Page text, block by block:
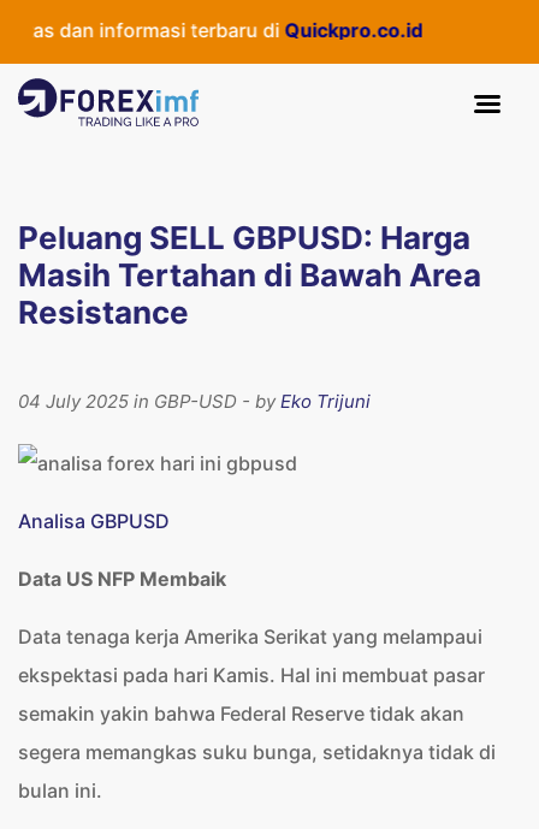
dan informasi terbaru diQuickpro.co.id
Peluang SELL GBPUSD: Harga
Masih Tertahan di Bawah Area
Resistance
04 July 2025 in GBP-USD - byEko Trijuni
Analisa GBPUSD
Data US NFP Membaik
Data tenaga kerja Amerika Serikat yang melampaui
ekspektasi pada hari Kamis. Hal ini membuat pasar
semakin yakin bahwa Federal Reserve tidak akan
segera memangkas suku bunga, setidaknya tidak di
bulan ini.